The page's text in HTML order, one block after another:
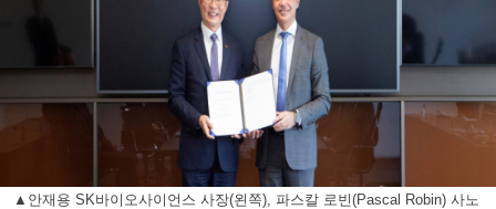
▲안재용 SK바이오사이언스 사장(왼쪽), 파스칼 로빈(Pascal Robin) 사노